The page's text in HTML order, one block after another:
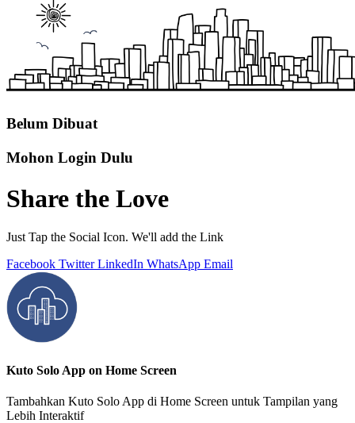
Belum Dibuat
Mohon Login Dulu
Share the Love
Just Tap the Social Icon. We'll add the Link
Facebook Twitter LinkedIn WhatsApp Email
Kuto Solo App on Home Screen
Tambahkan Kuto Solo App di Home Screen untuk Tampilan yang
Lebih Interaktif